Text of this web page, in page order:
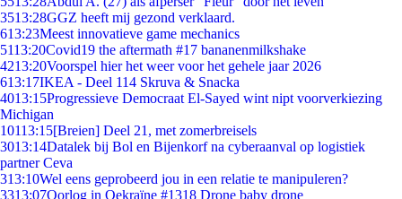
3513:28GGZ heeft mij gezond verklaard.
613:23Meest innovatieve game mechanics
5113:20Covid19 the aftermath #17 bananenmilkshake
4213:20Voorspel hier het weer voor het gehele jaar 2026
613:17IKEA - Deel 114 Skruva & Snacka
4013:15Progressieve Democraat El-Sayed wint nipt voorverkiezing
Michigan
10113:15[Breien] Deel 21, met zomerbreisels
3013:14Datalek bij Bol en Bijenkorf na cyberaanval op logistiek
partner Ceva
313:10Wel eens geprobeerd jou in een relatie te manipuleren?
3313:07Oorlog in Oekraïne #1318 Drone baby drone